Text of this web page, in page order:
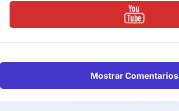
Mostrar Comentarios